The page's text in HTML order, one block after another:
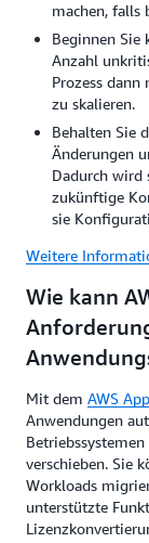
machen, falls
Beginnen
Anzahl
Prozess
zu skalieren.
Behalten Sie
Änderungen
Dadurch wird
zukünftige
sie
Weitere
Wie kann
Mit dem AWS
Anwendungen
verschieben. Sie
Workloads
unterstützte